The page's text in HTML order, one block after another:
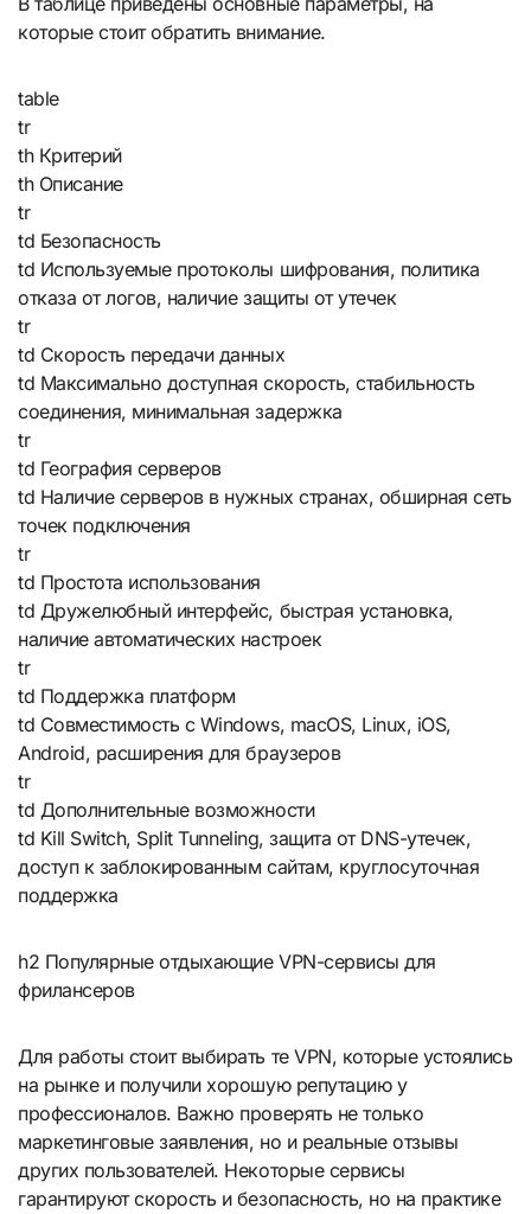
которые стоит обратить внимание.
table
tr
th Критерий
th Описание
tr
td Безопасность
td Используемые протоколы шифрования, политика
отказа от логов, наличие защиты от утечек
tr
td Скорость передачи данных
td Максимально доступная скорость, стабильность
соединения, минимальная задержка
tr
td География серверов
td Наличие серверов в нужных странах, обширная сеть
точек подключения
tr
td Простота использования
td Дружелюбный интерфейс, быстрая установка,
наличие автоматических настроек
tr
td Поддержка платформ
td Совместимость с Windows, macOS, Linux, iOS,
Android, расширения для браузеров
tr
td Дополнительные возможности
td Kill Switch, Split Tunneling, защита от DNS-утечек,
доступ к заблокированным сайтам, круглосуточная
поддержка
h2 Популярные отдыхающие VPN-сервисы для
фрилансеров
Для работы стоит выбирать те VPN, которые устоялись
на рынке и получили хорошую репутацию у
профессионалов. Важно проверять не только
маркетинговые заявления, но и реальные отзывы
других пользователей. Некоторые сервисы
гарантируют скорость и безопасность, но на практике